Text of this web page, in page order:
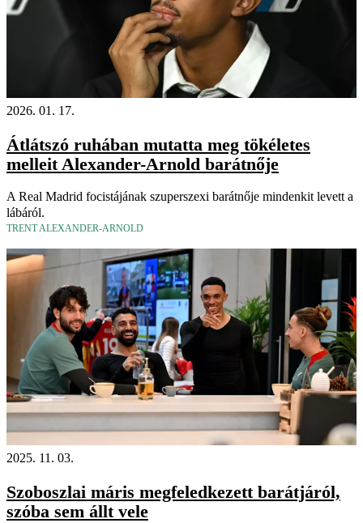
2026. 01. 17.
Átlátszó ruhában mutatta meg tökéletes
melleit Alexander-Arnold barátnője
A Real Madrid focistájának szuperszexi barátnője mindenkit levett a
lábáról.
TRENT ALEXANDER-ARNOLD
2025. 11. 03.
Szoboszlai máris megfeledkezett barátjáról,
szóba sem állt vele